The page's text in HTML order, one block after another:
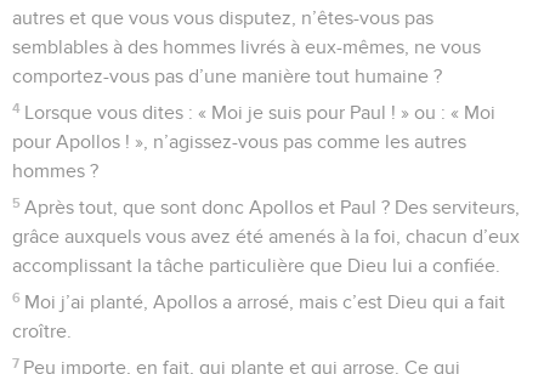
autres et que vous vous disputez, n’êtes-vous pas
semblables à des hommes livrés à eux-mêmes, ne vous
comportez-vous pas d’une manière tout humaine ?
4 Lorsque vous dites : « Moi je suis pour Paul ! » ou : « Moi
pour Apollos ! », n’agissez-vous pas comme les autres
hommes ?
5 Après tout, que sont donc Apollos et Paul ? Des serviteurs,
grâce auxquels vous avez été amenés à la foi, chacun d’eux
accomplissant la tâche particulière que Dieu lui a confiée.
6 Moi j’ai planté, Apollos a arrosé, mais c’est Dieu qui a fait
croître.
7 Peu importe, en fait, qui plante et qui arrose. Ce qui